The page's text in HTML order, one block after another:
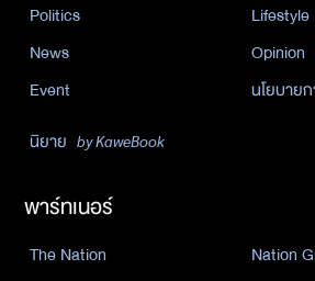
Politics
Lifestyle
News
Opinion
Event
นโยบาย
นิยาย by KaweBook
พาร์ทเนอร์
The Nation
Nation